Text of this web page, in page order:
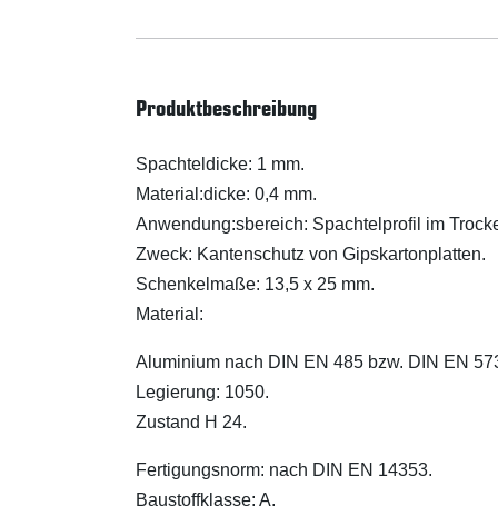
Produktbeschreibung
Spachteldicke: 1 mm.
Material:dicke: 0,4 mm.
Anwendung:sbereich: Spachtelprofil im
Zweck: Kantenschutz von Gipskartonplatten.
Schenkelmaße: 13,5 x 25 mm.
Material:
Aluminium nach DIN EN 485 bzw. DIN EN
Legierung: 1050.
Zustand H 24.
Fertigungsnorm: nach DIN EN 14353.
Baustoffklasse: A.